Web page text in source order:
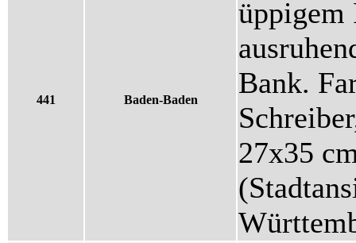
441 Baden-Baden
üppigem
Bank.
27x35